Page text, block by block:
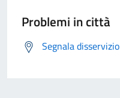
Problemi in città
Segnala disservizio